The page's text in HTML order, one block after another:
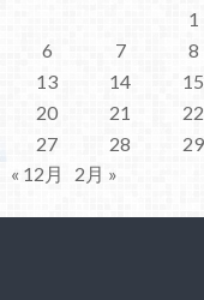
1
6
7 8
13
14 15
20
21 22
27
28 29
« 12月
2月 »